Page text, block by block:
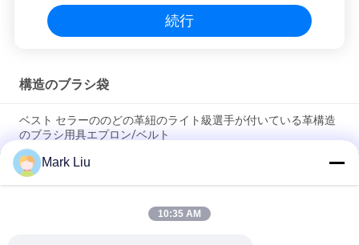
続行
構造のブラシ袋
ベスト セラーののどの革紐のライト級選手が付いている革構造
のブラシ用具エプロン/ベルト
PUの筆箱の袋の波の縞のジッパーの閉鎖旅行化粧品の構造袋の
かわいいペンの文房具のホールダー
専門の構造のブラシ ロール袋の洗面用品のホールダーのペンの
Mark Liu
10:35 AM